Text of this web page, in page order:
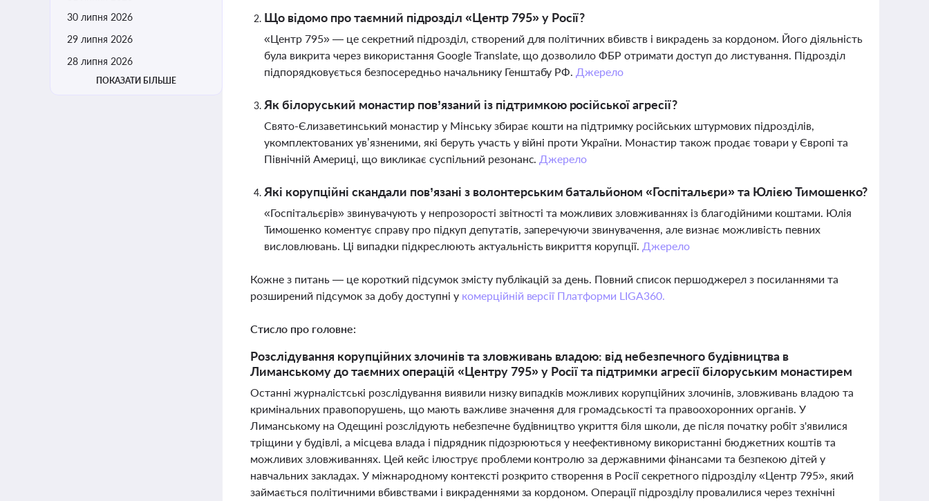
30 липня 2026
29 липня 2026
28 липня 2026
ПОКАЗАТИ БІЛЬШЕ
Що відомо про таємний підрозділ «Центр 795» у Росії?
«Центр 795» — це секретний підрозділ, створений для політичних вбивств і викрадень за кордоном. Його діяльність
була викрита через використання Google Translate, що дозволило ФБР отримати доступ до листування. Підрозділ
підпорядковується безпосередньо начальнику Генштабу РФ. Джерело
Як білоруський монастир пов’язаний із підтримкою російської агресії?
Свято-Єлизаветинський монастир у Мінську збирає кошти на підтримку російських штурмових підрозділів,
укомплектованих ув’язненими, які беруть участь у війні проти України. Монастир також продає товари у Європі та
Північній Америці, що викликає суспільний резонанс. Джерело
Які корупційні скандали пов’язані з волонтерським батальйоном «Госпітальєри» та Юлією Тимошенко?
«Госпітальєрів» звинувачують у непрозорості звітності та можливих зловживаннях із благодійними коштами. Юлія
Тимошенко коментує справу про підкуп депутатів, заперечуючи звинувачення, але визнає можливість певних
висловлювань. Ці випадки підкреслюють актуальність викриття корупції. Джерело
Кожне з питань — це короткий підсумок змісту публікацій за день. Повний список першоджерел з посиланнями та
розширений підсумок за добу доступні у комерційній версії Платформи LIGA360.
Стисло про головне:
Розслідування корупційних злочинів та зловживань владою: від небезпечного будівництва в
Лиманському до таємних операцій «Центру 795» у Росії та підтримки агресії білоруським монастирем
Останні журналістські розслідування виявили низку випадків можливих корупційних злочинів, зловживань владою та
кримінальних правопорушень, що мають важливе значення для громадськості та правоохоронних органів. У
Лиманському на Одещині розслідують небезпечне будівництво укриття біля школи, де після початку робіт з'явилися
тріщини у будівлі, а місцева влада і підрядник підозрюються у неефективному використанні бюджетних коштів та
можливих зловживаннях. Цей кейс ілюструє проблеми контролю за державними фінансами та безпекою дітей у
навчальних закладах. У міжнародному контексті розкрито створення в Росії секретного підрозділу «Центр 795», який
займається політичними вбивствами і викраденнями за кордоном. Операції підрозділу провалилися через технічні